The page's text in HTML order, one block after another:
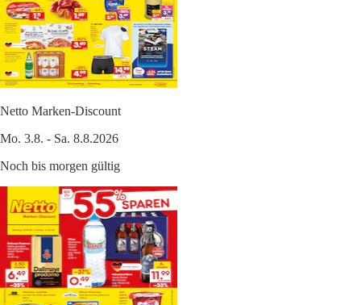
Netto Marken-Discount
Mo. 3.8. - Sa. 8.8.2026
Noch bis morgen gültig